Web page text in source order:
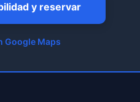
y reservar
Google Maps